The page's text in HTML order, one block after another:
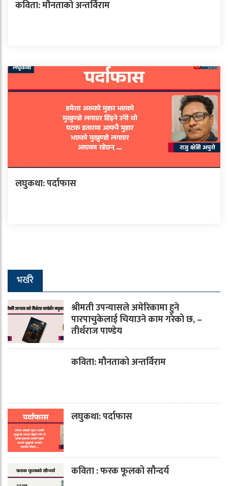
कविता: मौनताको अन्तर्विराम
लघुकथा: पर्दाफास
भर्खरै
श्रीमती उपन्यासले अमेरिकामा हुने
पारपाचुकेलाई चियाउने काम गरेको छ, –
तीर्थराज पाण्डेय
कविता: मौनताको अन्तर्विराम
लघुकथा: पर्दाफास
कविता : फरक फूलको सौन्दर्य